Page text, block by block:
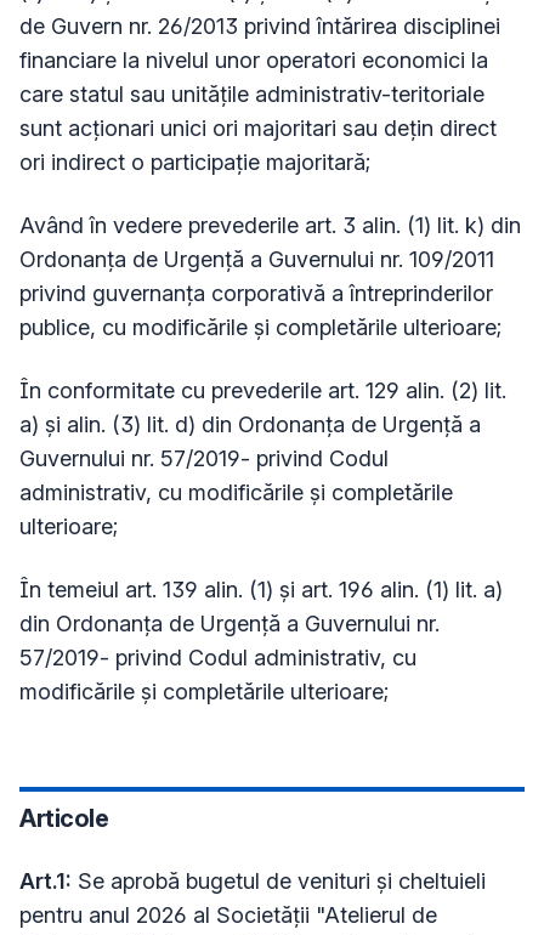
de Guvern nr. 26/2013 privind întărirea disciplinei
financiare la nivelul unor operatori economici la
care statul sau unitățile administrativ-teritoriale
sunt acționari unici ori majoritari sau dețin direct
ori indirect o participație majoritară;
Având în vedere prevederile art. 3 alin. (1) lit. k) din
Ordonanţa de Urgenţă a Guvernului nr. 109/2011
privind guvernanţa corporativă a întreprinderilor
publice, cu modificările și completările ulterioare;
În conformitate cu prevederile art. 129 alin. (2) lit.
a) și alin. (3) lit. d) din Ordonanţa de Urgenţă a
Guvernului nr. 57/2019- privind Codul
administrativ, cu modificările și completările
ulterioare;
În temeiul art. 139 alin. (1) și art. 196 alin. (1) lit. a)
din Ordonanţa de Urgenţă a Guvernului nr.
57/2019- privind Codul administrativ, cu
modificările și completările ulterioare;
Articole
Art.1: Se aprobă bugetul de venituri și cheltuieli
pentru anul 2026 al Societății "Atelierul de